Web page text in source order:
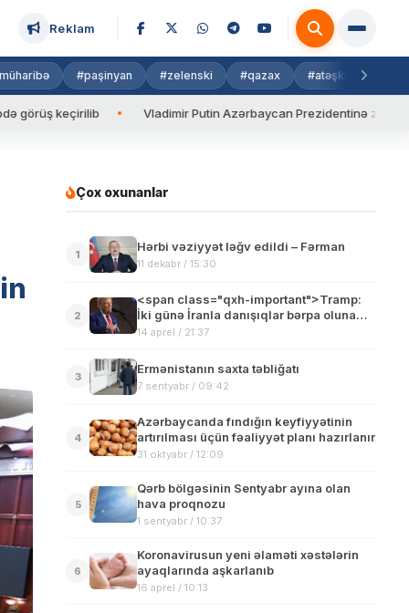
Reklam
#paşinyan #zelenski #qazax #atəşkəs
Vladimir Putin Azərbaycan Prezidentinə zəng edib
Çox oxunanlar
1
Hərbi vəziyyət ləğv edildi – Fərman
11 dekabr / 15:30
2
<span class="qxh-important">Tramp:
İki günə İranla danışıqlar bərpa oluna
bilər</span>
14 aprel / 21:37
3
Ermənistanın saxta təbliğatı
7 sentyabr / 09:42
4
Azərbaycanda fındığın keyfiyyətinin
artırılması üçün fəaliyyət planı hazırlanır
31 oktyabr / 12:09
5
Qərb bölgəsinin Sentyabr ayına olan
hava proqnozu
1 sentyabr / 10:37
6
Koronavirusun yeni əlaməti xəstələrin
ayaqlarında aşkarlanıb
16 aprel / 10:13